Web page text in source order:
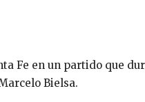
Fe en un partido que
Bielsa.